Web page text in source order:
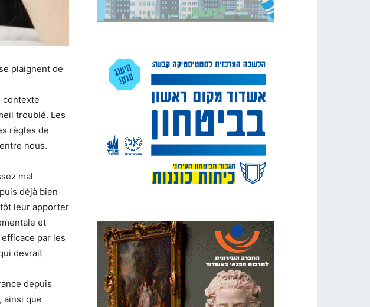
plaignent de
contexte
troublé. Les
règles de
nous.
mal
déjà bien
leur apporter
et
par les
devrait
depuis
ainsi que